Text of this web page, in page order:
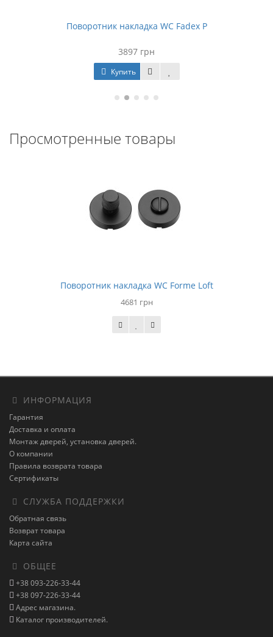
Поворотник накладка WC Fadex P
3897 грн
Купить
Просмотренные товары
Поворотник накладка WC Forme Loft
4681 грн
ИНФОРМАЦИЯ
Гарантия
Доставка и оплата
Монтаж дверей, установка дверей.
О компании
Правила возврата товара
Сертификаты
СЛУЖБА ПОДДЕРЖКИ
Обратная связь
Возврат товара
Карта сайта
ОБЩЕЕ
+38 093-226-33-44
+38 097-226-33-44
Адрес магазина.
Каталог производителей.